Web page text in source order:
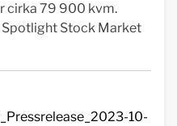
cirka 79 900 kvm.
Stock Market
10-